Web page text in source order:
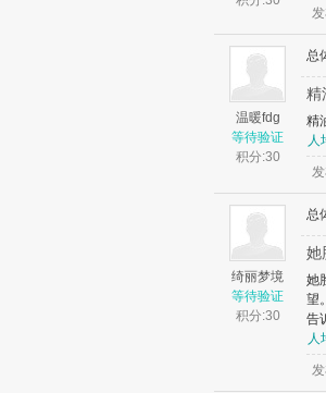
温暖fdg
等待验证
积分:30
总
精
精
人
绮丽梦境
等待验证
积分:30
总
她
她
望
告
人